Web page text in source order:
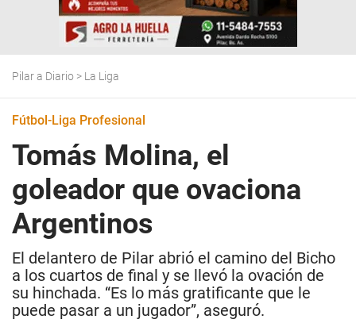
Pilar a Diario > La Liga
Fútbol-Liga Profesional
Tomás Molina, el
goleador que ovaciona
Argentinos
El delantero de Pilar abrió el camino del Bicho
a los cuartos de final y se llevó la ovación de
su hinchada. “Es lo más gratificante que le
puede pasar a un jugador”, aseguró.